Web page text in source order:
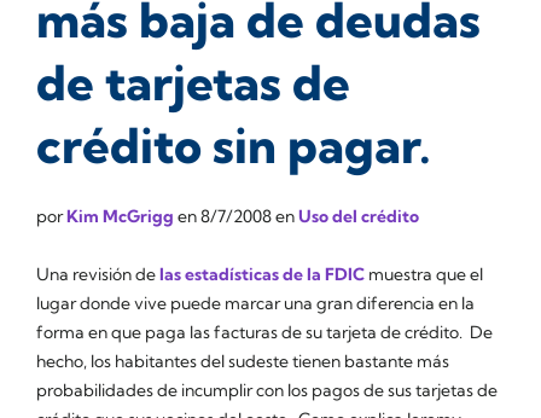
más baja de deudas
de tarjetas de
crédito sin pagar.
porKim McGrigg en8/7/2008enUso del crédito
Una revisión delas estadísticas de la FDIC muestra que el
lugar donde vive puede marcar una gran diferencia en la
forma en que paga las facturas de su tarjeta de crédito. De
hecho, los habitantes del sudeste tienen bastante más
probabilidades de incumplir con los pagos de sus tarjetas de